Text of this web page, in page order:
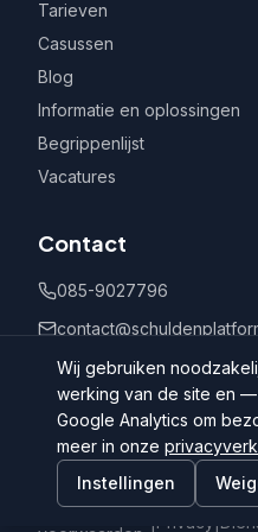
Tarieven
Casussen
Blog
Informatie en oplossingen
Begrippenlijst
Vacatures
Contact
085-9027796
Postbus 802, 7400 AV
©
Algemene
|Privacy |
Wij gebruiken
werking van de site en
Google Analytics om
meer in onze
Instellingen